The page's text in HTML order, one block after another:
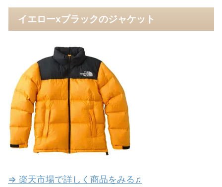
イエローxブラックのジャケット
⇒ 楽天市場で詳しく商品をみる♫